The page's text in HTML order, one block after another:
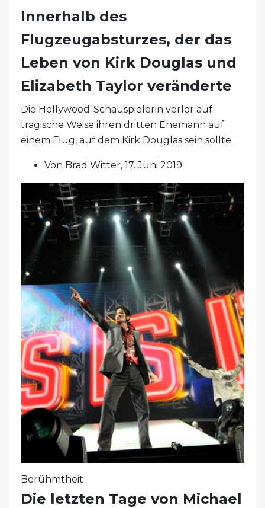
Innerhalb des
Flugzeugabsturzes, der das
Leben von Kirk Douglas und
Elizabeth Taylor veränderte
Die Hollywood-Schauspielerin verlor auf
tragische Weise ihren dritten Ehemann auf
einem Flug, auf dem Kirk Douglas sein sollte.
Von Brad Witter, 17. Juni 2019
Berühmtheit
Die letzten Tage von Michael